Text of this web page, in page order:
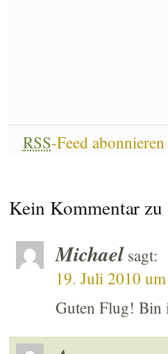
RSS-Feed abonnieren
Kein Kommentar zu
Michael sagt:
19. Juli 2010
Guten Flug! Bin